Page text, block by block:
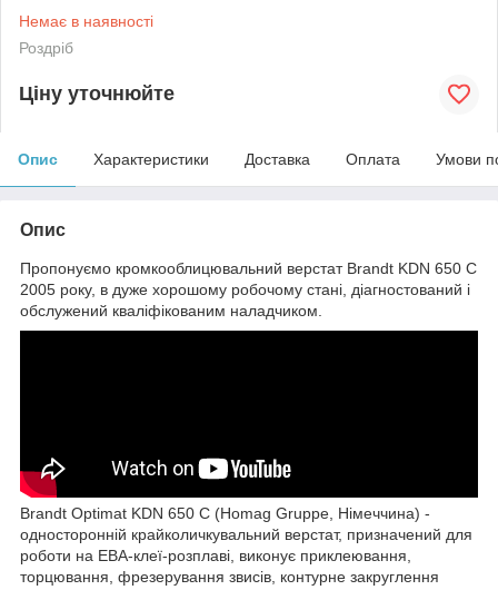
Немає в наявності
Роздріб
Ціну уточнюйте
Опис Характеристики Доставка Оплата Умови
Опис
Пропонуємо кромкооблицювальний верстат Brandt KDN 650 C
2005 року, в дуже хорошому робочому стані, діагностований і
обслужений кваліфікованим наладчиком.
Brandt Optimat KDN 650 C (Homag Gruppe, Німеччина) -
односторонній крайколичкувальний верстат, призначений для
роботи на ЕВА-клеї-розплаві, виконує приклеювання,
торцювання, фрезерування звисів, контурне закруглення